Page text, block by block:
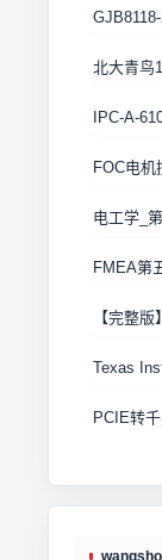
北大青鸟
IPC-A-
FOC电
电工学_
FMEA第
【完整
Texas
PCIE转